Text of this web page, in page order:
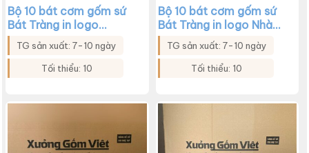
Bộ 10 bát cơm gốm sứ
Bát Tràng in logo
Refresh Trung Hiệp Lợi
màu trắng XG-BC31
TG sản xuất: 7-10 ngày
Tối thiểu: 10
Bộ 10 bát cơm gốm sứ
Bát Tràng in logo Nhà
khách tỉnh ủy Bình Định
màu trắng XG-BC30
TG sản xuất: 7-10 ngày
Tối thiểu: 10